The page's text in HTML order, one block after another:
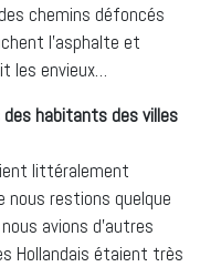
chemins défoncés
l’asphalte et
les envieux…
habitants des villes
littéralement
nous restions quelque
avions d’autres
Hollandais étaient très